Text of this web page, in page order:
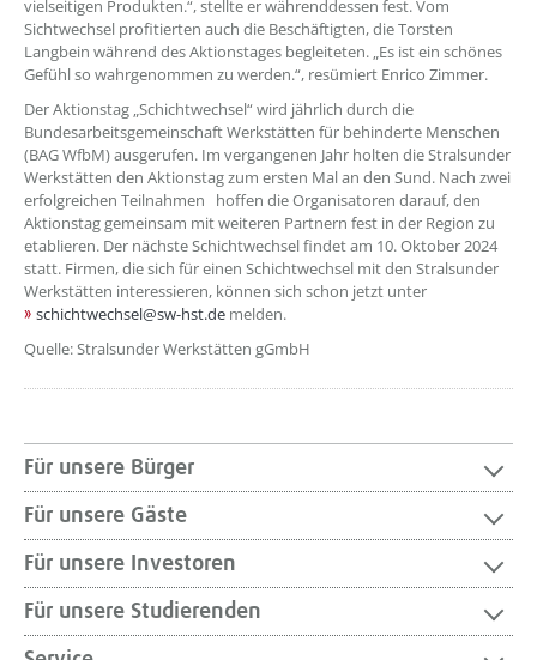
vielseitigen Produkten.“, stellte er währenddessen fest. Vom
Sichtwechsel profitierten auch die Beschäftigten, die Torsten
Langbein während des Aktionstages begleiteten. „Es ist ein schönes
Gefühl so wahrgenommen zu werden.“, resümiert Enrico Zimmer.
Der Aktionstag „Schichtwechsel“ wird jährlich durch die
Bundesarbeitsgemeinschaft Werkstätten für behinderte Menschen
(BAG WfbM) ausgerufen. Im vergangenen Jahr holten die Stralsunder
Werkstätten den Aktionstag zum ersten Mal an den Sund. Nach zwei
erfolgreichen Teilnahmen hoffen die Organisatoren darauf, den
Aktionstag gemeinsam mit weiteren Partnern fest in der Region zu
etablieren. Der nächste Schichtwechsel findet am 10. Oktober 2024
statt. Firmen, die sich für einen Schichtwechsel mit den Stralsunder
Werkstätten interessieren, können sich schon jetzt unter
schichtwechsel@sw-hst.de melden.
Quelle: Stralsunder Werkstätten gGmbH
Für unsere Bürger
Für unsere Gäste
Für unsere Investoren
Für unsere Studierenden